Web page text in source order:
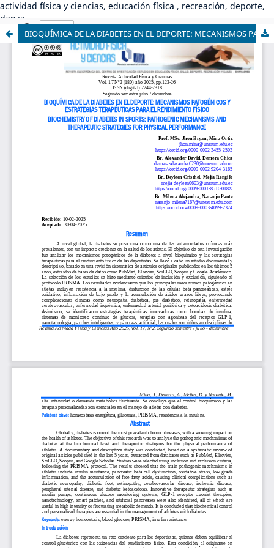
actividad física y ciencias, educación física , recreación, deporte,
danza
BIOQUÍMICA DE LA DIABETES EN EL DEPORTE: MECANISMOS PATOGÉNICOS Y ESTRATEGIAS TERAPÉUTICAS PARA EL RENDIMIENTO FÍSICO